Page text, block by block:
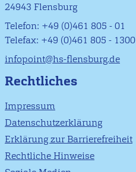
24943 Flensburg
Telefon: +49 (0)461 805 - 01
Telefax: +49 (0)461 805 - 1300
infopoint@hs-flensburg.de
Rechtliches
Impressum
Datenschutzerklärung
Erklärung zur Barrierefreiheit
Rechtliche Hinweise